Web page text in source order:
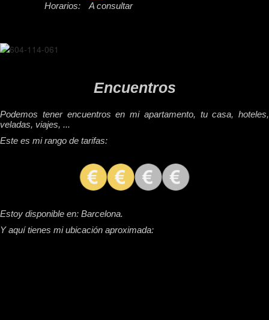
Horarios:
A consultar
Encuentros
Podemos tener encuentros en mi apartamento, tu casa, hoteles,
veladas, viajes, ...
Este es mi rango de tarifas:
Estoy disponible en: Barcelona.
Y aquí tienes mi ubicación aproximada: